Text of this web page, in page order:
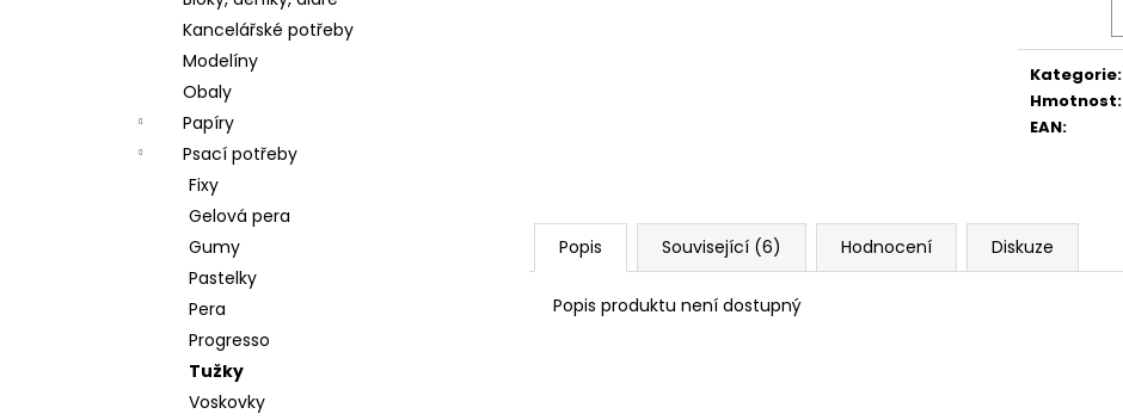
Kancelářské potřeby
Modelíny
Obaly
Papíry
Psací potřeby
Fixy
Gelová pera
Gumy
Pastelky
Pera
Progresso
Tužky
Voskovky
Kategorie:
Hmotnost:
EAN:
Popis Související (6) Hodnocení Diskuze
Popis produktu není dostupný